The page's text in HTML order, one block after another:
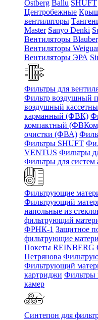
Ostberg Ballu SHUFT
Центробежные
вентиляторы
Master Sanyo Denki
Вентиляторы
Вентиляторы
Вентиляторы ЭРА
Фильтры для
Фильтр воздушный
воздушный
карманный (ФВК)
компактный
очистки (ФВА)
Фильтры SHUFT
VENTUS Фильтры
Фильтры для систем
Фильтрующие
Фильтрующий
напольные из
фильтрующий
ФРНК-1 Защитное
фильтрующие
Покеты REINBERG
Петрянова
Фильтрующий
картриджи Фильтры
камер
Синтепон для